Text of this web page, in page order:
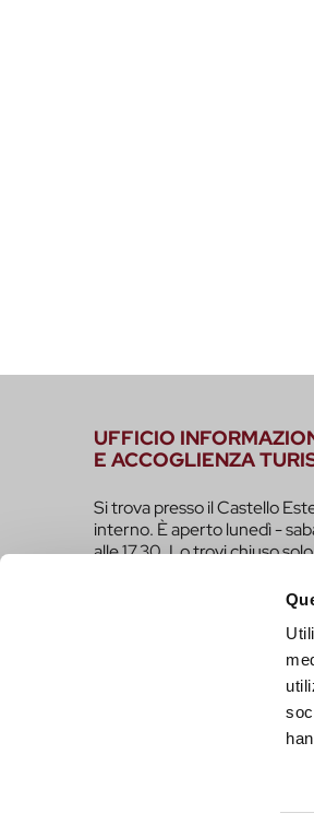
UFFICIO
E ACCOGLIENZA
Si trova presso il Castello
interno. È aperto lunedì -
alle 17.30. Lo trovi chiuso
infotur@comune.fe.it
SEI UN OPERATORE
FARE PARTE DEL